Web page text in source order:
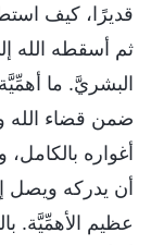
قديرًا، كيف
ثم أسقطه الله
البشريَّ. ما
ضمن قضاء الله
أغواره
أن يدركه ويصل
عظيم الأهمِّيَّة.